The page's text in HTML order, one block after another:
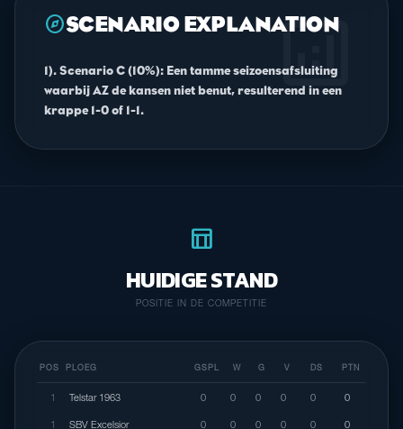
analytics
exploreSCENARIO EXPLANATION
1). Scenario C (10%): Een tamme seizoensafsluiting
waarbij AZ de kansen niet benut, resulterend in een
krappe 1-0 of 1-1.
table_chart
HUIDIGE STAND
POSITIE IN DE COMPETITIE
POS PLOEG GSPL W G V DS PTN
1 Telstar 1963 0 0 0 0 0 0
1 SBV Excelsior 0 0 0 0 0 0